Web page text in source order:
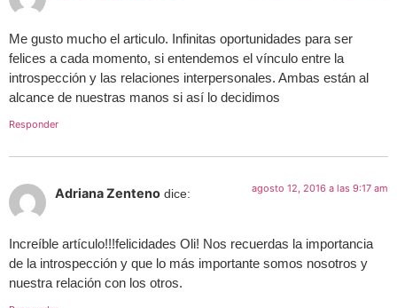
Me gusto mucho el articulo. Infinitas oportunidades para ser
felices a cada momento, si entendemos el vínculo entre la
introspección y las relaciones interpersonales. Ambas están al
alcance de nuestras manos si así lo decidimos
Responder
Adriana Zenteno dice: agosto 12, 2016 a las 9:17 am
Increíble artículo!!!felicidades Oli! Nos recuerdas la importancia
de la introspección y que lo más importante somos nosotros y
nuestra relación con los otros.